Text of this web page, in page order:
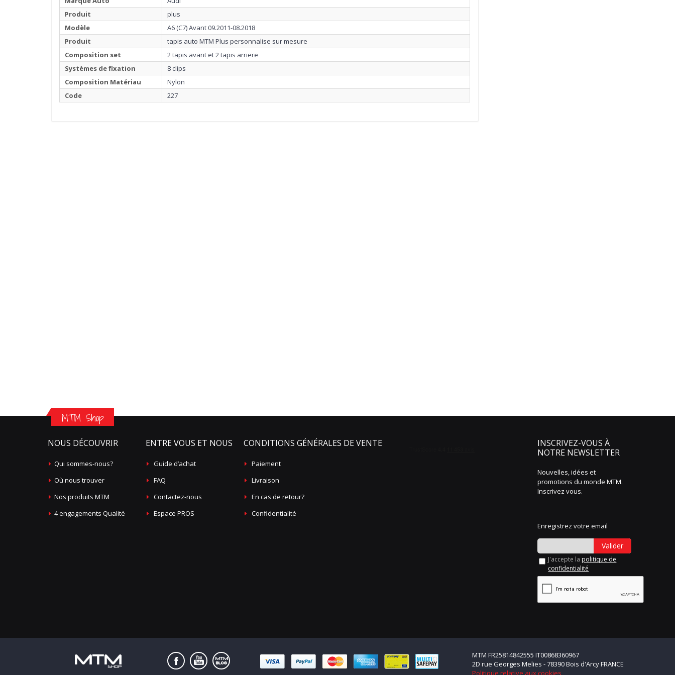
Produit
plus
Modèle
A6 (C7) Avant 09.2011-08.2018
Produit
tapis auto MTM Plus personnalise sur mesure
Composition set
2 tapis avant et 2 tapis arriere
Systèmes de fixation
8 clips
Composition Matériau
Nylon
Code
227
MTM Shop
NOUS DÉCOUVRIR
Qui sommes-nous?
Où nous trouver
Nos produits MTM
4 engagements Qualité
ENTRE VOUS ET NOUS
Guide d’achat
FAQ
Contactez-nous
Espace PROS
CONDITIONS GÉNÉRALES DE VENTE
Paiement
Livraison
En cas de retour?
Confidentialité
INSCRIVEZ-VOUS À
NOTRE NEWSLETTER
Nouvelles, idées et
promotions du monde MTM.
Inscrivez vous.
Enregistrez votre email
Valider
J'accepte la politique de
confidentialité
MTM FR25814842555 IT00868360967
2D rue Georges Melies - 78390 Bois d'Arcy FRANCE
Politique relative aux cookies